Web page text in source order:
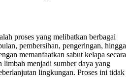
proses yang melibatkan berbagai
pembersihan, pengeringan, hingga
memanfaatkan sabut kelapa secara
limbah menjadi sumber daya yang
lingkungan. Proses ini tidak